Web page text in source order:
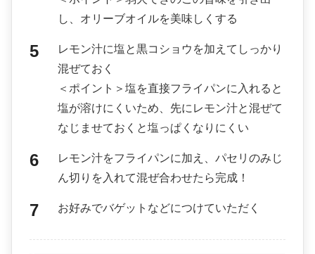
し、オリーブオイルを美味しくする
レモン汁に塩と黒コショウを加えてしっかり
混ぜておく
＜ポイント＞塩を直接フライパンに入れると
塩が溶けにくいため、先にレモン汁と混ぜて
なじませておくと塩っぱくなりにくい
レモン汁をフライパンに加え、パセリのみじ
ん切りを入れて混ぜ合わせたら完成！
お好みでバゲットなどにつけていただく